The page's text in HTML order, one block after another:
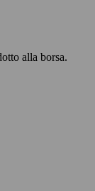
alla borsa.